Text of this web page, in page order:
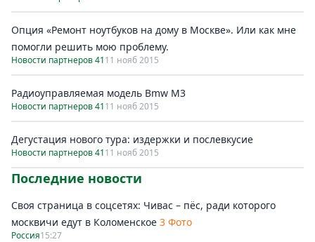
Опция «Ремонт ноутбуков на дому в Москве». Или как мне
помогли решить мою проблему.
Новости партнеров 4111 нояб 2015
Радиоуправляемая модель Bmw M3
Новости партнеров 4111 нояб 2015
Дегустация нового тура: издержки и послевкусие
Новости партнеров 4111 нояб 2015
Последние новости
Своя страница в соцсетях: Чивас – пёс, ради которого
москвичи едут в Коломенское 3 Фото
Россия15:27